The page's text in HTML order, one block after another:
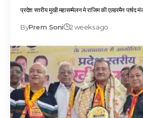
प्रदेश स्तरीय मुखी महासम्मेलन मे राजिम की एल्डरमैन पार्षद
ByPrem Soni 2 weeks ago